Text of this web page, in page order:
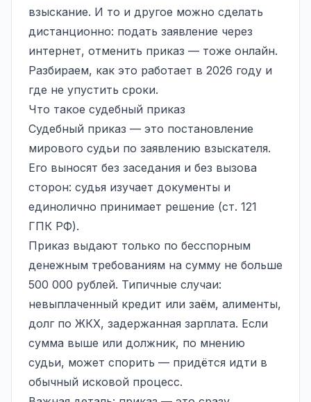
взыскание. И то и другое можно сделать
дистанционно: подать заявление через
интернет, отменить приказ — тоже онлайн.
Разбираем, как это работает в 2026 году и
где не упустить сроки.
Что такое судебный приказ
Судебный приказ — это постановление
мирового судьи по заявлению взыскателя.
Его выносят без заседания и без вызова
сторон: судья изучает документы и
единолично принимает решение (ст. 121
ГПК РФ).
Приказ выдают только по бесспорным
денежным требованиям на сумму не больше
500 000 рублей. Типичные случаи:
невыплаченный кредит или заём, алименты,
долг по ЖКХ, задержанная зарплата. Если
сумма выше или должник, по мнению
судьи, может спорить — придётся идти в
обычный исковой процесс.